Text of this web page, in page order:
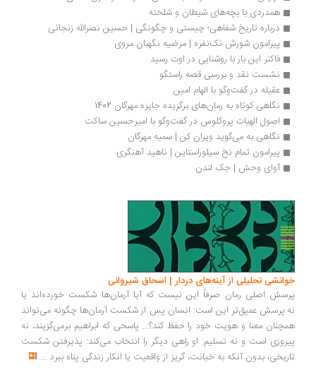
همدردی با بچه‌های شیطان و شلخته
درباره تاریخ شفاهی؛ چیستی و چگونگی | حسین نصرالله ‌زنجانی
پیرامون شورش تک‌نفره | مرضیه نگهبان مروی
فاکنر این بار با روشنایی در اوت رسید
نشست نقد و بررسی قصه راستگو
عقیله در گفت‌وگو با الهام امین
نگاهی کوتاه به رمان‌های برگزیده جایزه مهرگان 1402
اصول الهیات پروکلوس در گفت‌وگو با امیرحسین ساکت
نگاهی به می‌گوید ویران کن | سمیه مهرگان
پیرامون تمام نخ سیلوراستاین | ناهید آهنگری
آوای وحش | جک لندن
تحلیلی از آینه‌های دردار | اسحاق شیروانی
اصلی رمان صرفاً این نیست که آیا آرمان‌ها شکست خورده‌اند یا
عمیق‌تر این است: انسان پس از شکست آرمان‌ها چگونه می‌تواند
معنا و هویت خود را حفظ کند؟... پاسخی که ابراهیم برمی‌گزیند، نه
است و نه تسلیم. او راهی دیگر را انتخاب می‌کند: پذیرفتن شکست
بدون آنکه به خیانت، گریز از واقعیت یا انکار زندگی پناه ببرد...